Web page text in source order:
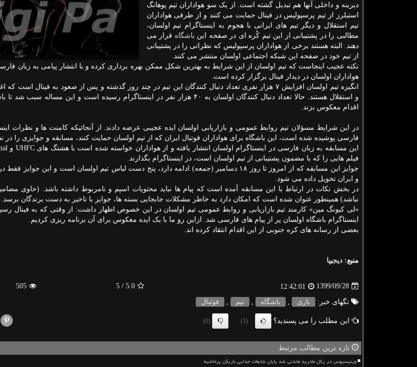
دیرینه و داخلی آنها هم تبدیل گشته است. از یک سو هواداران تیم پوهانگ
استیلرز از تیم پرسپولیس در فینال حمایت می کنند و از طرفی هواداران
تیم استقلال و دیگر تیم های ایرانی با هجوم به اینستاگرام تیم اولسان،
مطالبی را در پشتیبانی از این تیم کُره ای در صفحه این باشگاه قرار می
دهند. البته هستند برخی از هواداران پرسپولیس که نظراتی را در پشتیبانی
از تیم خود در صفحه این شبکه اجتماعی اولسان منتشر می کنند.
نکته عجیب اینجاست که تیم اولسان از این شرایط به بهترین شکل ممکن بهره برداری کرده و با انتشار پیامی به زبان
هواداران اولسان در دیدار فینال برگزار کرده است.
انگیزه تیم اولسان افزایش ۷ هزار نفری تعداد دنبال کنندگان این تیم در چند روز گذشته و پس از صعود به فینال است
و استقلال هستند. حالا تعداد دنبال کنندگان اولسان به ۴۰ هزار نفر در اینستاگرام رسیده است و این
اقدام معکوس بزند.
در این شرایط مسؤلان تیم روابط عمومی و بازاریابی اولسان ایده عجیبی عرضه دادند. از آنجائیکه کامنت ها و نظرات
فارسی پوشیده شده است، این باشگاه برای هواداران فوتبال ایران که از تیم اولسان حمایت کنند، مسابقه و جوایزی را
فیلم هایی را که با مضمون پشتیبانی از تیم اولسان است، در اینستاگرام بگذارند.
جوایز این مسابقه که از امروز تا روز ۱۸ دسامبر (جمعه) ادامه دارد، پنج دست لباس تیم اولسان است و این
و ایران تحویل داده می شود.
در بخش نکات در ارتباط با این مسابقه آمده است که پیام ها نباید محتویات اسپم و نامربوط داشته باشد. (حاوی
نباشد) همینطور عنوان شده است که امکان دارد به خاطر مشکلات جابجایی بسته ها، جوایز با تاخیر به دست برندگان برسد.
«لی کیونگ مین» کارمند تیم بازاریابی و روابط عمومی تیم اولسان در این خصوص اظهار داشت: از وقتی که به فینال
اینستاگرام باشگاه اولسان پر از پیام های فارسی شد. ازاین رو ما با یک ایده معکوس برای آن برنامه ریزی کردیم.
بعضی از رسانه های کره جنوبی از این اقدام انتقاد کرده اند.
منبع: دیجیپا
1399/09/28
12:42:01
5.0
/ 5
505
تگهای خبر: بازی باشگاه تیم فوتبال
این مطلب را می پسندید؟ (1)
(0)
تازه ترین مطالب مرتبط
وینیسیوس در رئال مادرید ماندنی شد پایان شایعات جدایی بازیکن پرحاشیه